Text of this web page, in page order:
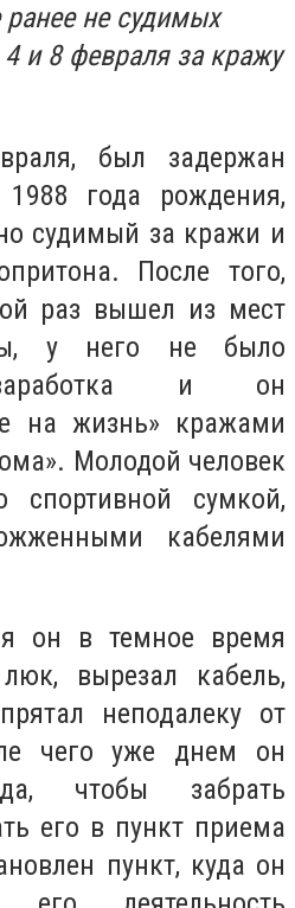
не судимых
и 8 февраля за кражу
был задержан
1988 года рождения,
судимый за кражи и
После того,
раз вышел из мест
у него не было
заработка и он
на жизнь» кражами
Молодой человек
сумкой,
кабелями
он в темное время
вырезал кабель,
неподалеку от
чего уже днем он
чтобы забрать
его в пункт приема
пункт, куда он